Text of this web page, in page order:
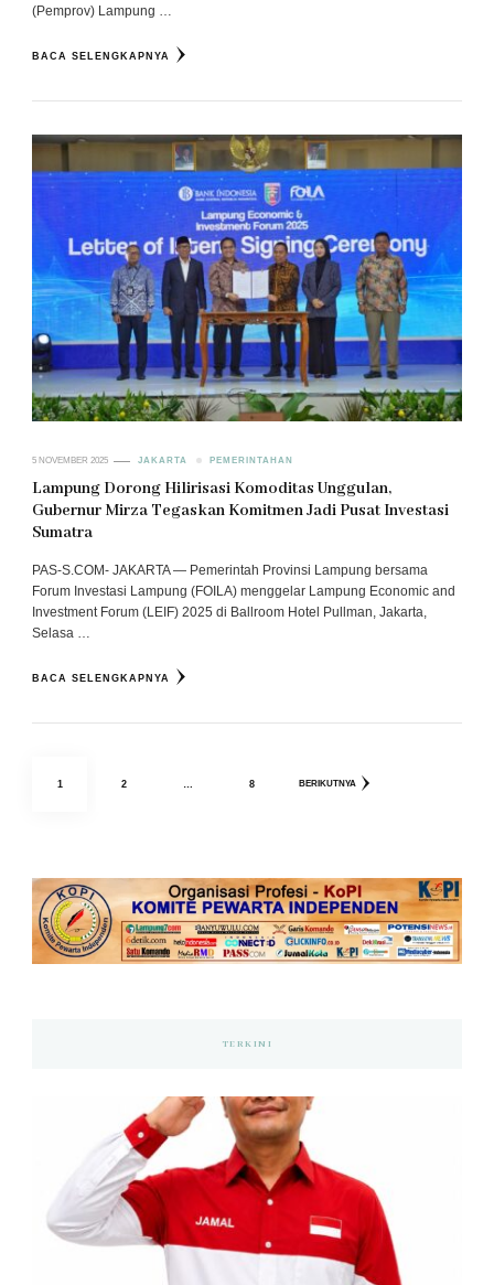
(Pemprov) Lampung …
BACA SELENGKAPNYA
5 NOVEMBER 2025 JAKARTA PEMERINTAHAN
Lampung Dorong Hilirisasi Komoditas Unggulan,
Gubernur Mirza Tegaskan Komitmen Jadi Pusat Investasi
Sumatra
PAS-S.COM- JAKARTA — Pemerintah Provinsi Lampung bersama
Forum Investasi Lampung (FOILA) menggelar Lampung Economic and
Investment Forum (LEIF) 2025 di Ballroom Hotel Pullman, Jakarta,
Selasa …
BACA SELENGKAPNYA
HALAMAN
1 HALAMAN
2 … HALAMAN
8 BERIKUTNYA
TERKINI